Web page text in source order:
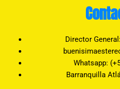
Director
Whatsapp:
Barranquilla